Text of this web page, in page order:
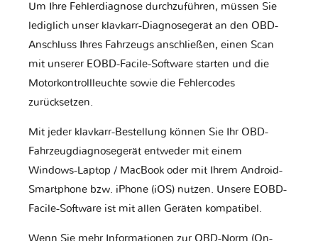
Um Ihre Fehlerdiagnose durchzuführen, müssen Sie
lediglich unser klavkarr-Diagnosegerät an den OBD-
Anschluss Ihres Fahrzeugs anschließen, einen Scan
mit unserer EOBD-Facile-Software starten und die
Motorkontrollleuchte sowie die Fehlercodes
zurücksetzen.
Mit jeder klavkarr-Bestellung können Sie Ihr OBD-
Fahrzeugdiagnosegerät entweder mit einem
Windows-Laptop / MacBook oder mit Ihrem Android-
Smartphone bzw. iPhone (iOS) nutzen. Unsere EOBD-
Facile-Software ist mit allen Geräten kompatibel.
Wenn Sie mehr Informationen zur OBD-Norm (On-